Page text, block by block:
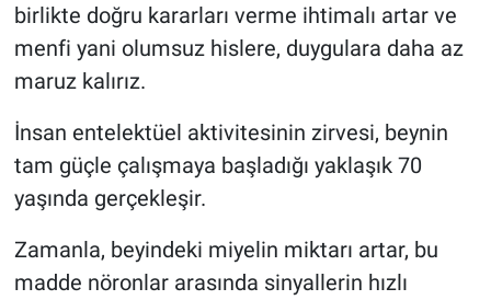
birlikte doğru kararları verme ihtimalı artar ve
menfi yani olumsuz hislere, duygulara daha az
maruz kalırız.
İnsan entelektüel aktivitesinin zirvesi, beynin
tam güçle çalışmaya başladığı yaklaşık 70
yaşında gerçekleşir.
Zamanla, beyindeki miyelin miktarı artar, bu
madde nöronlar arasında sinyallerin hızlı